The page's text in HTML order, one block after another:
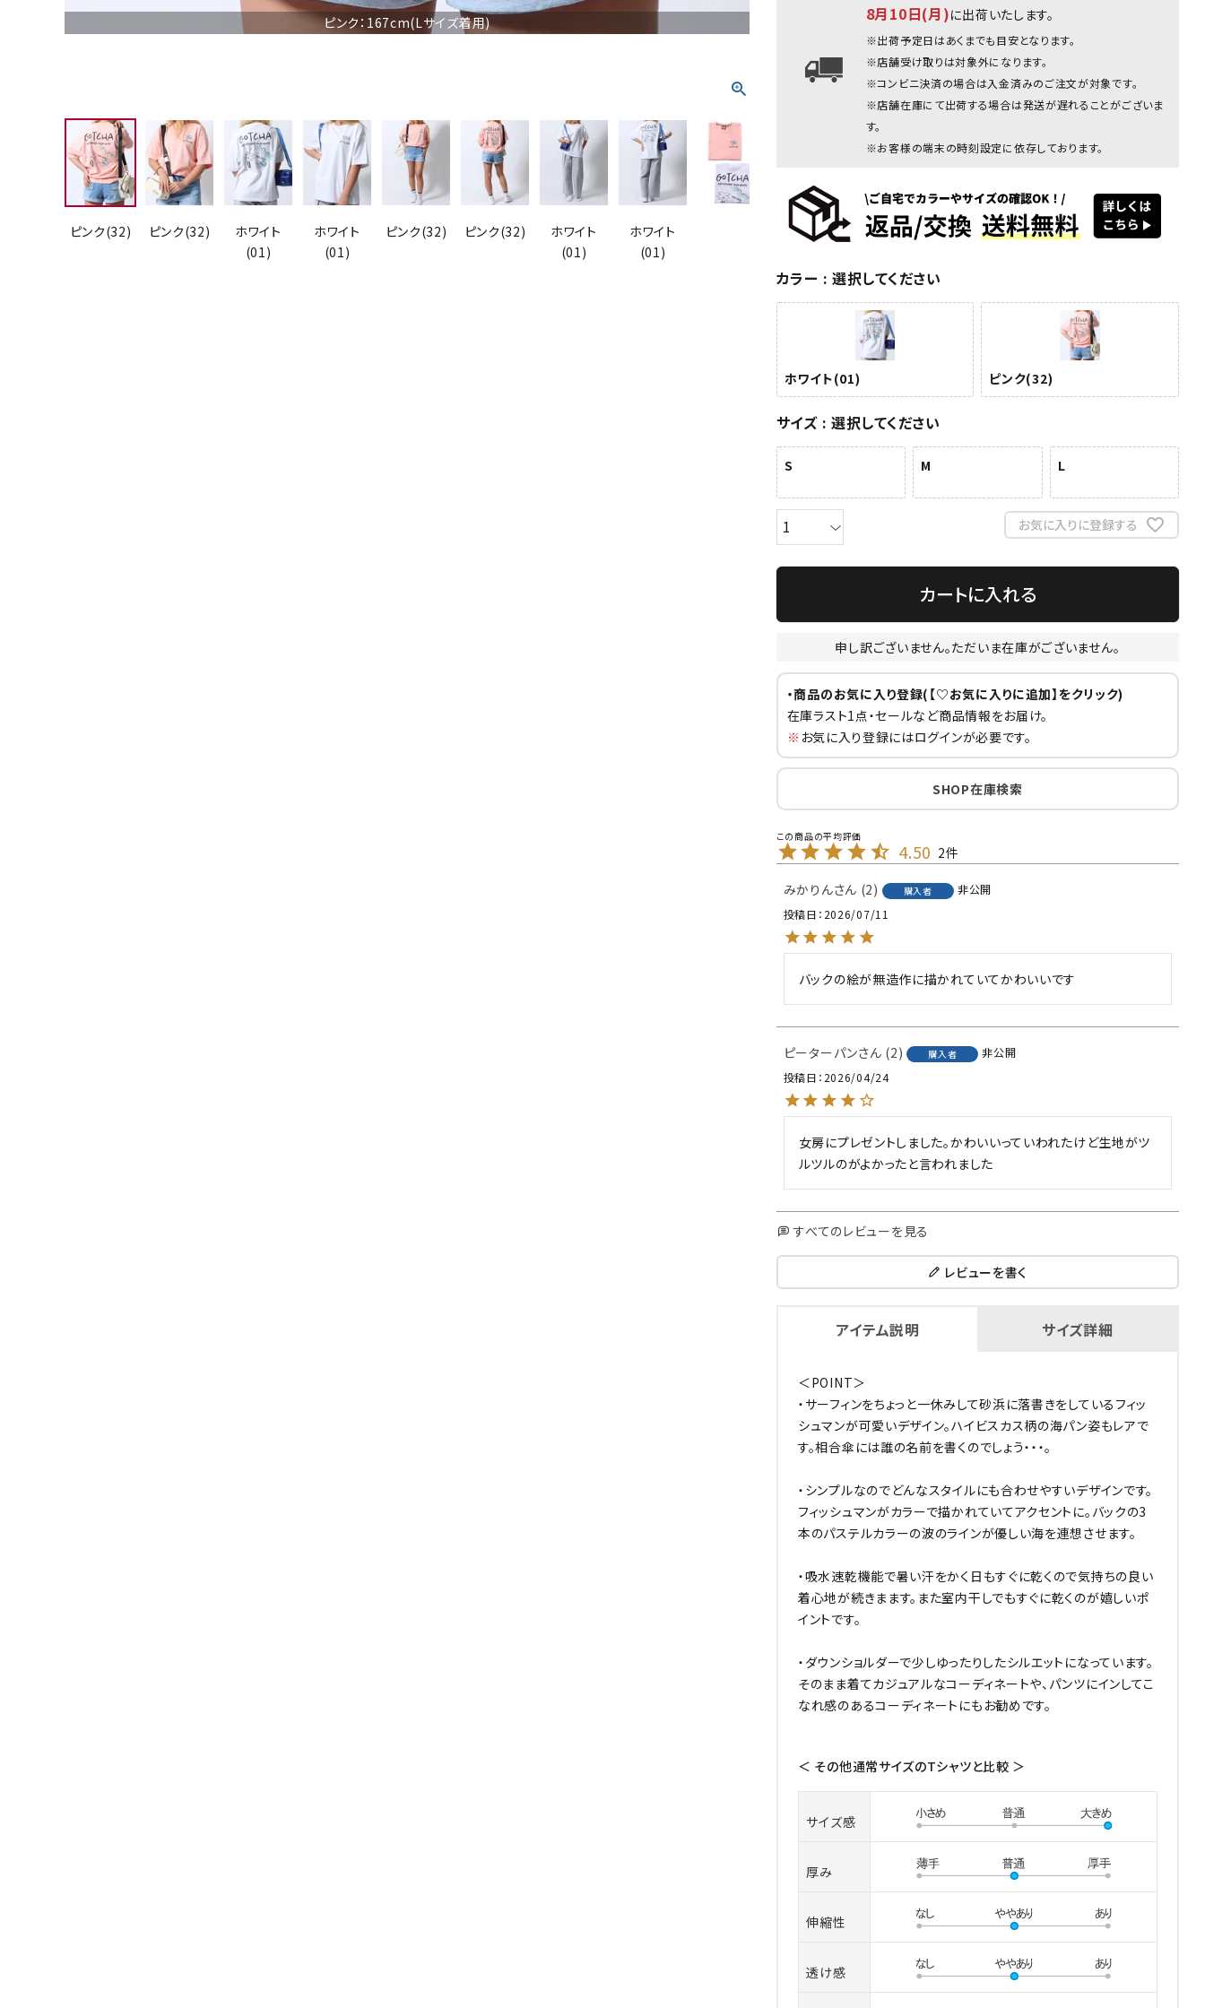
ピンク：167cm(Lサイズ着用) ピンク：167cm(Lサイズ着
ピンク(32) ピンク(32)
ホワイト
(01)
ホワイト
(01)
ピンク(32) ピンク(32)
ホワイト
(01)
ホワイト
(01)
ホワイト
ホワイト
ホワイト
ホワイト
ピンク(32)
8月10日(月)に出荷いたします。
※出荷予定日はあくまでも目安となります。
※店舗受け取りは対象外になります。
※コンビニ決済の場合は入金済みのご注文が対象です。
※店舗在庫にて出荷する場合は発送が遅れることがございま
す。
※お客様の端末の時刻設定に依存しております。
カラー 選択してください
ホワイト(01) ピンク(32)
サイズ 選択してください
S M L
お気に入りに登録する
カートに入れる
申し訳ございません。ただいま在庫がございません。
・商品のお気に入り登録(【♡お気に入りに追加】をクリック)
在庫ラスト1点・セールなど商品情報をお届け。
※ お気に入り登録にはログインが必要です。
SHOP在庫検索
4.50 2
みかりん 2 購入者
非公開
投稿日 2026/07/11
バックの絵が無造作に描かれていてかわいいです
ピーターパン 2 購入者
非公開
投稿日 2026/04/24
女房にプレゼントしました。かわいいっていわれたけど生地がツ
ルツルのがよかったと言われました
すべてのレビューを見る
レビューを書く
アイテム説明 サイズ詳細
＜POINT＞
・サーフィンをちょっと一休みして砂浜に落書きをしているフィッ
シュマンが可愛いデザイン。ハイビスカス柄の海パン姿もレアで
す。相合傘には誰の名前を書くのでしょう・・・。
・シンプルなのでどんなスタイルにも合わせやすいデザインです。
フィッシュマンがカラーで描かれていてアクセントに。バックの3
本のパステルカラーの波のラインが優しい海を連想させます。
・吸水速乾機能で暑い汗をかく日もすぐに乾くので気持ちの良い
着心地が続きまます。また室内干しでもすぐに乾くのが嬉しいポ
イントです。
・ダウンショルダーで少しゆったりしたシルエットになっています。
そのまま着てカジュアルなコーディネートや、パンツにインしてこ
なれ感のあるコーディネートにもお勧めです。
＜ その他通常サイズのTシャツと比較 ＞
サイズ感
厚み
伸縮性
透け感